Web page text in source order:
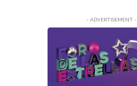
- ADVERTISEMENT -